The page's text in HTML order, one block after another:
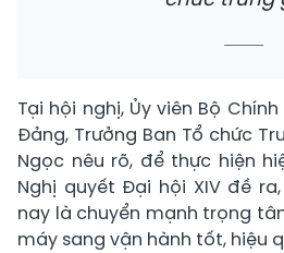
Tại hội nghị, Ủy viên Bộ
Đảng, Trưởng Ban Tổ chức
Ngọc nêu rõ, để thực hiện
Nghị quyết Đại hội XIV đề
nay là chuyển mạnh trọng
máy sang vận hành tốt, hiệu